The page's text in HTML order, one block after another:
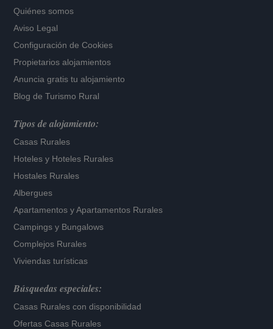
Quiénes somos
Aviso Legal
Configuración de Cookies
Propietarios alojamientos
Anuncia gratis tu alojamiento
Blog de Turismo Rural
Tipos de alojamiento:
Casas Rurales
Hoteles y Hoteles Rurales
Hostales Rurales
Albergues
Apartamentos yApartamentos Rurales
Campings y Bungalows
Complejos Rurales
Viviendas turísticas
Búsquedas especiales:
Casas Rurales con disponibilidad
Ofertas Casas Rurales